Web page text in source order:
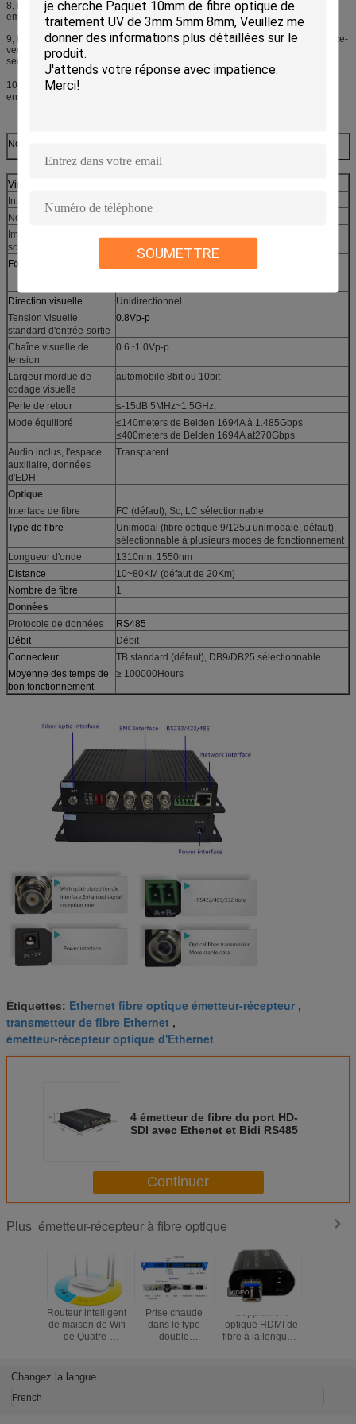
SOUMETTRE
8, ESD et circuit de protection de montée subite, qui peut effectivement
empêcher l'électricité statique et les dommages de foudre
9, fournissent la lumière disparaissent alarme, alarme à distance de puissance-
vers le bas, indication de statut du signal de sortie et indication de statut de
serrure de signal d'entrée
10, Ultra-large température ambiante (0℃~+55℃), adaptable à
environnements ;
Nom de produit : émetteur de fibre de 4port hd-IDS avec l'ethenet&bidi rs485
Vidéo
Interface physique
BNC
Nombre de canaux
4 canaux
Impédance d'entrée-
sortie
75Ω (déséquilibre)
Format visuel
Direction visuelle
Unidirectionnel
Tension visuelle
standard d'entrée-sortie
0.8Vp-p
Chaîne visuelle de
tension
0.6~1.0Vp-p
Largeur mordue de
codage visuelle
automobile 8bit ou 10bit
Perte de retour
≤-15dB 5MHz~1.5GHz,
Mode équilibré
≤140meters de Belden 1694A à 1.485Gbps
≤400meters de Belden 1694A at270Gbps
Audio inclus, l'espace
auxiliaire, données
d'EDH
Transparent
Optique
Interface de fibre
FC (défaut), Sc, LC sélectionnable
Type de fibre
Unimodal (fibre optique 9/125μ unimodale, défaut),
sélectionnable à plusieurs modes de fonctionnement
Longueur d'onde
1310nm, 1550nm
Distance
10~80KM (défaut de 20Km)
Nombre de fibre
1
Données
Protocole de données
RS485
Débit
Débit
Connecteur
TB standard (défaut), DB9/DB25 sélectionnable
Moyenne des temps de
bon fonctionnement
≥ 100000Hours
Étiquettes: Ethernet fibre optique émetteur-récepteur ,
transmetteur de fibre Ethernet ,
émetteur-récepteur optique d'Ethernet
4 émetteur de fibre du port HD-
SDI avec Ethenet et Bidi RS485
Continuer
Plus émetteur-récepteur à fibre optique
Routeur intelligent
de maison de Wifi
de Quatre-
bandes du routeur
5G du tplink TL-
Prise chaude
dans le type
double
Supplément
optique HDMI de
fibre à la longueur
Changez la langue
French